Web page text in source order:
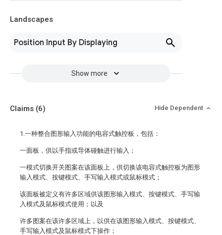
Landscapes
Position Input By Displaying
Show more
Claims (6) Hide Dependent
1.一种整合图形输入功能的电容式触控板，包括：
一面板，供以手指或导体碰触进行输入；
一模式切换开关图案在该面板上，供切换该电容式触控板为图形
输入模式、按键模式、手写输入模式或鼠标模式；
该面板被定义有许多区域供该图形输入模式、按键模式、手写输
入模式及鼠标模式使用；以及
许多图案在该许多区域上，以供在该图形输入模式、按键模式、
手写输入模式及鼠标模式下操作；